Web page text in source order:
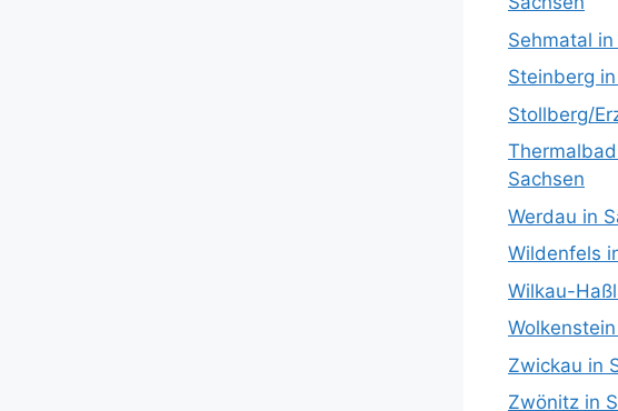
Sehmatal
Steinberg
Stollberg/
Sachsen
Werdau in
Wildenfels
Wilkau-
Zwickau in
Zwönitz in